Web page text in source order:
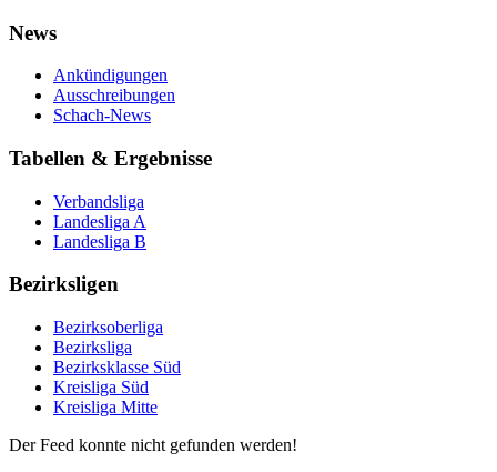
News
Ankündigungen
Ausschreibungen
Schach-News
Tabellen & Ergebnisse
Verbandsliga
Landesliga A
Landesliga B
Bezirksligen
Bezirksoberliga
Bezirksliga
Bezirksklasse Süd
Kreisliga Süd
Kreisliga Mitte
Der Feed konnte nicht gefunden werden!